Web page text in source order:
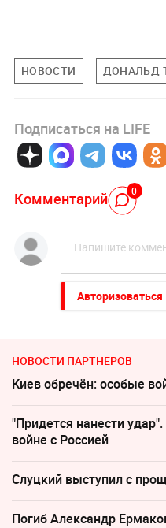
НОВОСТИ ДОНАЛЬД
Подписаться на LIFE
Комментарий 0
Авторизоваться
НОВОСТИ ПАРТНЕРОВ
Киев обречён: особые
"Придется нанести
войне с Россией
Слуцкий выступил с
Погиб Александр